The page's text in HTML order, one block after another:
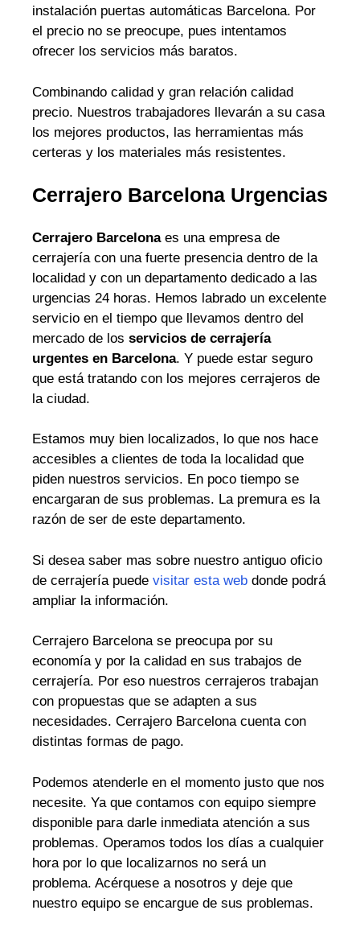
instalación puertas automáticas Barcelona. Por
el precio no se preocupe, pues intentamos
ofrecer los servicios más baratos.
Combinando calidad y gran relación calidad
precio. Nuestros trabajadores llevarán a su casa
los mejores productos, las herramientas más
certeras y los materiales más resistentes.
Cerrajero Barcelona Urgencias
Cerrajero Barcelonaes una empresa de
cerrajería con una fuerte presencia dentro de la
localidad y con un departamento dedicado a las
urgencias 24 horas. Hemos labrado un excelente
servicio en el tiempo que llevamos dentro del
mercado de los servicios de cerrajería
urgentes en Barcelona. Y puede estar seguro
que está tratando con los mejores cerrajeros de
la ciudad.
Estamos muy bien localizados, lo que nos hace
accesibles a clientes de toda la localidad que
piden nuestros servicios. En poco tiempo se
encargaran de sus problemas. La premura es la
razón de ser de este departamento.
Si desea saber mas sobre nuestro antiguo oficio
de cerrajería puede visitar esta web donde podrá
ampliar la información.
Cerrajero Barcelona se preocupa por su
economía y por la calidad en sus trabajos de
cerrajería. Por eso nuestros cerrajeros trabajan
con propuestas que se adapten a sus
necesidades. Cerrajero Barcelona cuenta con
distintas formas de pago.
Podemos atenderle en el momento justo que nos
necesite. Ya que contamos con equipo siempre
disponible para darle inmediata atención a sus
problemas. Operamos todos los días a cualquier
hora por lo que localizarnos no será un
problema. Acérquese a nosotros y deje que
nuestro equipo se encargue de sus problemas.